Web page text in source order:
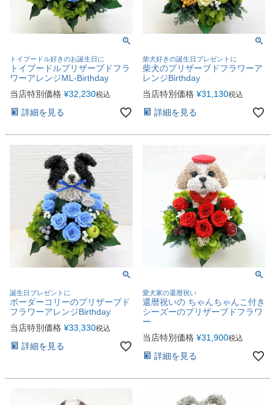
トイプードル好きのお誕生日に
トイプードルプリザーブドフラ
ワーアレンジML-Birthday
当店特別価格 ¥32,230税込
詳細を見る
柴犬好きの誕生日プレゼントに
柴犬のプリザーブドフラワーア
レンジBirthday
当店特別価格 ¥31,130税込
詳細を見る
誕生日プレゼントに
ボーダーコリーのプリザーブド
フラワーアレンジBirthday
当店特別価格 ¥33,330税込
詳細を見る
愛犬家の還暦祝い
還暦祝いの ちゃんちゃんこ付き
シーズーのプリザーブドフラワ
ー
当店特別価格 ¥31,900税込
詳細を見る